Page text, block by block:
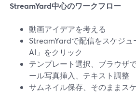
StreamYard中心のワークフロー
動画アイデアを考える
StreamYardで配信をスケジ
AI」をクリック
テンプレート選択、ブラウザ
ール写真挿入、テキスト調整
サムネイル保存、そのままス